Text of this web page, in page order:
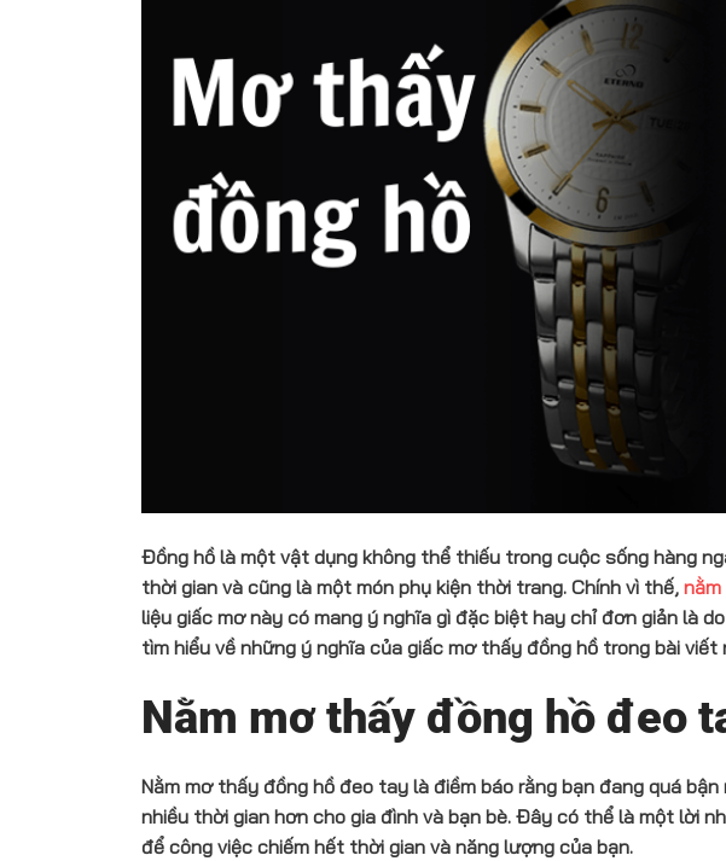
Đồng hồ là một vật dụng không thể thiếu trong cuộc sống hàng
thời gian và cũng là một món phụ kiện thời trang. Chính vì thế,
liệu giấc mơ này có mang ý nghĩa gì đặc biệt hay chỉ đơn giản là
tìm hiểu về những ý nghĩa của giấc mơ thấy đồng hồ trong bài viết
Nằm mơ thấy đồng hồ đeo
Nằm mơ thấy đồng hồ đeo tay là điềm báo rằng bạn đang quá
nhiều thời gian hơn cho gia đình và bạn bè. Đây có thể là một lời
để công việc chiếm hết thời gian và năng lượng của bạn.